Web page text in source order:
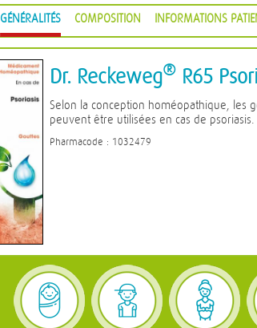
GÉNÉRALITÉS COMPOSITION INFORMATIONS
Dr. Reckeweg® R65
Selon la conception homéopathique, les
peuvent être utilisées en cas de psoriasis.
Pharmacode : 1032479